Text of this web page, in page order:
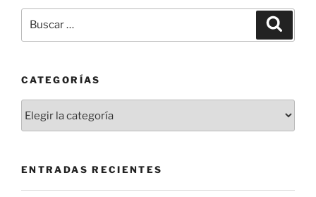
por:
CATEGORÍAS
ENTRADAS RECIENTES